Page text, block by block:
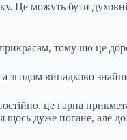
Це можуть бути
тому що це
згодом випадково
це гарна
щось дуже погане, але